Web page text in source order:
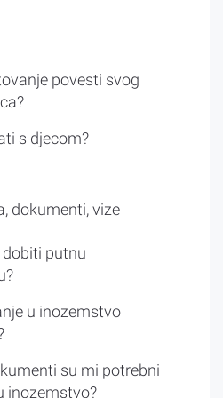
povesti svog
s djecom?
dokumenti, vize
dobiti putnu
u inozemstvo
su mi potrebni
inozemstvo?